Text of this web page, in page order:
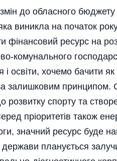
до обласного бюджету
виникла на початок
фінансовий ресурс на
комунального
і освіти, хочемо бачити
залишковим принципом.
розвитку спорту та
пріоритетів також
значний ресурс буде
планується